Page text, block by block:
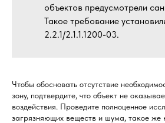
объектов предусмотрели
Такое требование
2.2.1/2.1.1.1200-03.
Чтобы обосновать отсутствие
зону, подтвердите, что объект не
воздействия. Проведите полноценное
загрязняющих веществ и шума, такое же